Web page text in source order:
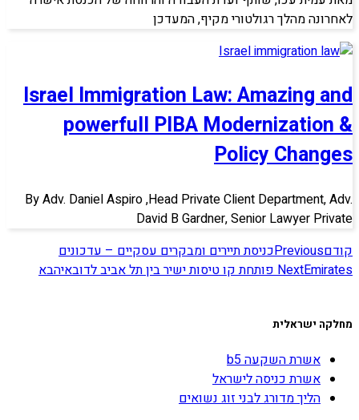
לאחרונה מהלך רגולטורי מקיף, המעדכן
Israel Immigration Law: Amazing and
powerfull PIBA Modernization &
Policy Changes
By Adv. Daniel Aspiro ,Head Private Client Department, Adv.
David B Gardner, Senior Lawyer Private
קודםPreviousכניסת תיירים ומבקרים עסקיים – עדכונים
NextEmirates פותחת קו טיסות ישיר בין תל אביב לדובאי הבא
מחלקה ישראלית
אשרת השקעה b5
אשרת כניסה לישראל
הליך מדורג לבני זוג נשואים